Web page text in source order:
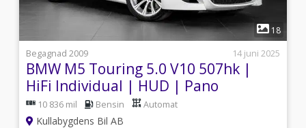
1
18
Begagnad 2009
14 juni 2025
BMW M5 Touring 5.0 V10 507hk |
HiFi Individual | HUD | Pano
10 836 mil Bensin Automat
Kullabygdens Bil AB